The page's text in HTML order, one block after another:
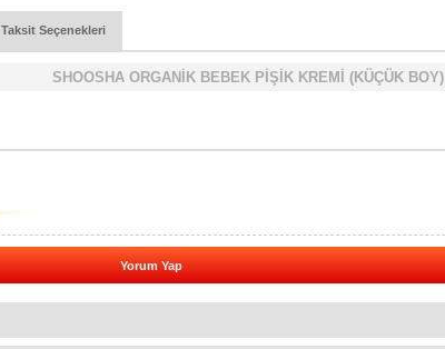
Taksit Seçenekleri
SHOOSHA ORGANİK BEBEK PİŞİK KREMİ (KÜÇÜK BOY)
Yorum Yap